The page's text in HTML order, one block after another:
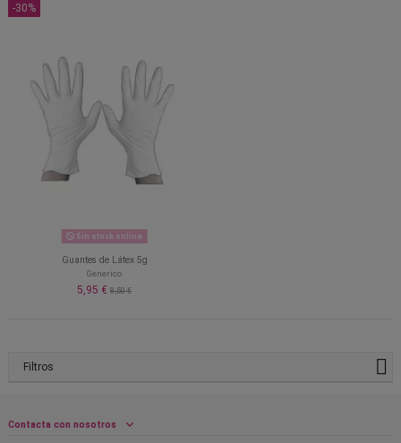
-30%
Sin stock online
Guantes de Látex 5g
Generico
5,95 € 8,50 €
Filtros
Contacta con nosotros